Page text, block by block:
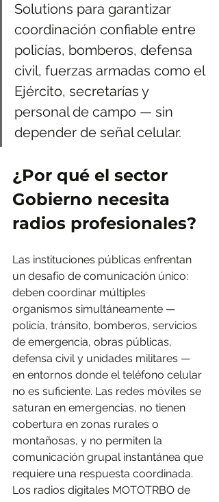
Solutions para garantizar
coordinación confiable entre
policías, bomberos, defensa
civil, fuerzas armadas como el
Ejército, secretarías y
personal de campo — sin
depender de señal celular.
¿Por qué el sector
Gobierno necesita
radios profesionales?
Las instituciones públicas enfrentan
un desafío de comunicación único:
deben coordinar múltiples
organismos simultáneamente —
policía, tránsito, bomberos, servicios
de emergencia, obras públicas,
defensa civil y unidades militares —
en entornos donde el teléfono celular
no es suficiente. Las redes móviles se
saturan en emergencias, no tienen
cobertura en zonas rurales o
montañosas, y no permiten la
comunicación grupal instantánea que
requiere una respuesta coordinada.
Los radios digitales MOTOTRBO de